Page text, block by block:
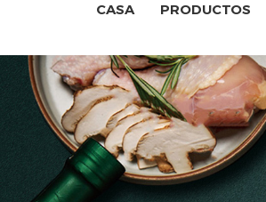
CASA PRODUCTOS